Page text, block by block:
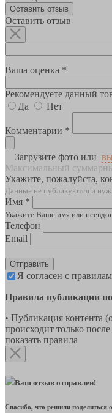
Оставить отзыв
Оставить отзыв
Ваша оценка *
Рекомендуете данный
Да
Нет
Комментарии *
Загрузите фото или
Максимальный
Укажите, пожалуйста,
Данные не публикуются и
Имя *
Укажите Ваше имя или
Телефон
Email
Отправить
Я согласен с
Правила публикации
• Публикация контента
происходит только
показать правила
Ваш отзыв отправлен!
Спасибо, что решили поделиться